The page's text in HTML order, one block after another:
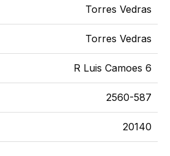
Torres Vedras
Torres Vedras
R Luis Camoes 6
2560-587
20140